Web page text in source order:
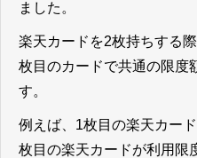
ました。
楽天カードを2枚持ちする
枚目のカードで共通の限度
す。
例えば、1枚目の楽天カー
枚目の楽天カードが利用限